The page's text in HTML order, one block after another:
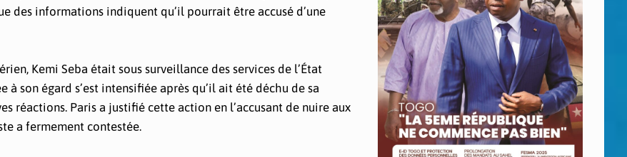
des informations indiquent qu’il pourrait être accusé d’une
Kemi Seba était sous surveillance des services de l’État
son égard s’est intensifiée après qu’il ait été déchu de sa
réactions. Paris a justifié cette action en l’accusant de nuire aux
a fermement contestée.